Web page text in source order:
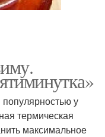
у
термическая
максимальное